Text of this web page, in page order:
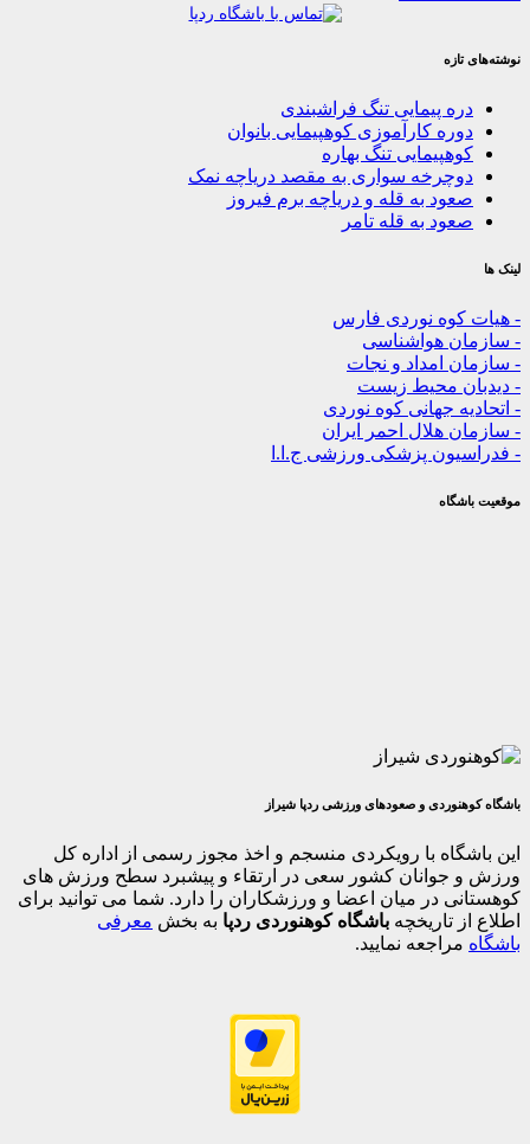
پیمایی تنگ فراشبندی
کارآموزی کوهپیمایی بانوان
تنگ بهاره
سواری به مقصد دریاچه نمک
به قله و دریاچه برم فیروز
به قله تامر
نوردی فارس
هواشناسی
امداد و نجات
محیط زیست
جهانی کوه نوردی
هلال احمر ایران
پزشکی ورزشی ج.ا.ا
و صعودهای ورزشی ردپا شیراز
با رویکردی منسجم و اخذ مجوز رسمی از اداره کل
کشور سعی در ارتقاء و پیشبرد سطح ورزش های
در میان اعضا و ورزشکاران را دارد. شما می توانید برای
تاریخچه باشگاه کوهنوردی ردپابه بخش معرفی
نمایید.